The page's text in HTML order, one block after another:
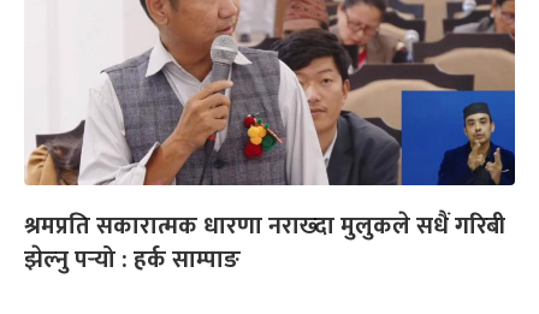
श्रमप्रति सकारात्मक धारणा नराख्दा मुलुकले सधैं गरिबी
झेल्नु पर्‍यो : हर्क साम्पाङ